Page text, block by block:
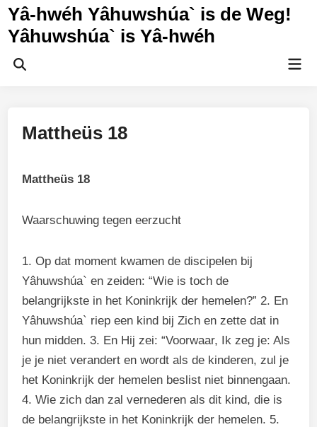
Ga
naar
inhoud
Yâ-hwéh Yâhuwshúa` is de Weg!
Yâhuwshúa` is Yâ-hwéh
Zoeken
Mattheüs 18
Mattheüs 18
Waarschuwing tegen eerzucht
1. Op dat moment kwamen de discipelen bij
Yâhuwshúa` en zeiden: “Wie is toch de
belangrijkste in het Koninkrijk der hemelen?” 2. En
Yâhuwshúa` riep een kind bij Zich en zette dat in
hun midden. 3. En Hij zei: “Voorwaar, Ik zeg je: Als
je je niet verandert en wordt als de kinderen, zul je
het Koninkrijk der hemelen beslist niet binnengaan.
4. Wie zich dan zal vernederen als dit kind, die is
de belangrijkste in het Koninkrijk der hemelen. 5.